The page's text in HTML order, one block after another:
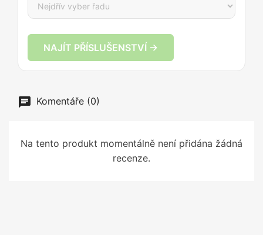
NAJÍT PŘÍSLUŠENSTVÍ →
Komentáře (0)
Na tento produkt momentálně není přidána žádná
recenze.